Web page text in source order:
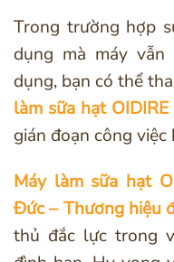
Trong trường hợp
dụng mà máy
dụng, bạn có thể
làm sữa hạt
gián đoạn công việc
Máy làm sữa hạt
Đức – Thương hiệu
thủ đắc lực trong